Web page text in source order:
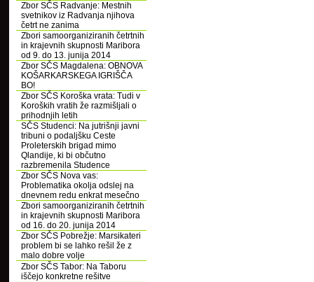
Zbor SČS Radvanje: Mestnih
svetnikov iz Radvanja njihova
četrt ne zanima
Zbori samoorganiziranih četrtnih
in krajevnih skupnosti Maribora
od 9. do 13. junija 2014
Zbor SČS Magdalena: OBNOVA
KOŠARKARSKEGA IGRIŠČA
BO!
Zbor SČS Koroška vrata: Tudi v
Koroških vratih že razmišljali o
prihodnjih letih
SČS Studenci: Na jutrišnji javni
tribuni o podaljšku Ceste
Proleterskih brigad mimo
Qlandije, ki bi občutno
razbremenila Studence
Zbor SČS Nova vas:
Problematika okolja odslej na
dnevnem redu enkrat mesečno
Zbori samoorganiziranih četrtnih
in krajevnih skupnosti Maribora
od 16. do 20. junija 2014
Zbor SČS Pobrežje: Marsikateri
problem bi se lahko rešil že z
malo dobre volje
Zbor SČS Tabor: Na Taboru
iščejo konkretne rešitve